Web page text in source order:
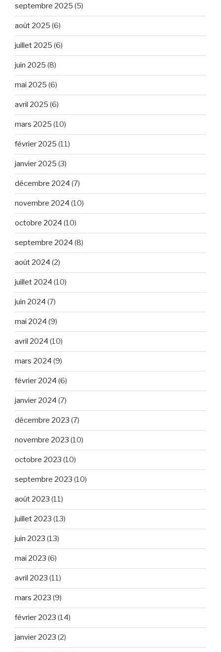
septembre 2025 (5)
août 2025 (6)
juillet 2025 (6)
juin 2025 (8)
mai 2025 (6)
avril 2025 (6)
mars 2025 (10)
février 2025 (11)
janvier 2025 (3)
décembre 2024 (7)
novembre 2024 (10)
octobre 2024 (10)
septembre 2024 (8)
août 2024 (2)
juillet 2024 (10)
juin 2024 (7)
mai 2024 (9)
avril 2024 (10)
mars 2024 (9)
février 2024 (6)
janvier 2024 (7)
décembre 2023 (7)
novembre 2023 (10)
octobre 2023 (10)
septembre 2023 (10)
août 2023 (11)
juillet 2023 (13)
juin 2023 (13)
mai 2023 (6)
avril 2023 (11)
mars 2023 (9)
février 2023 (14)
janvier 2023 (2)